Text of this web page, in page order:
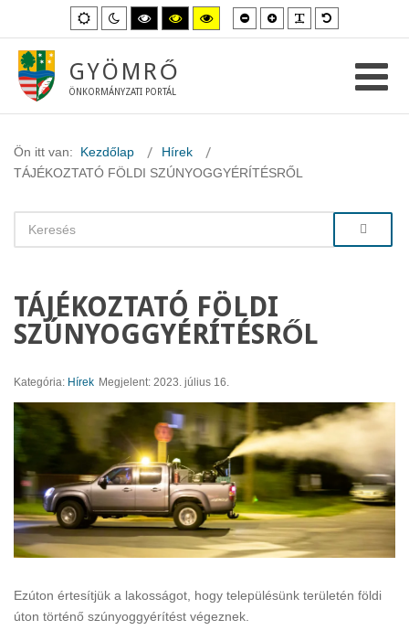
Alapértelmezett
mód
Éjszakai
mód
Magas
kontraszt
fekete-
mód.
Magas
kontraszt
fekete-
Magas
kontraszt
sárga-
Kisebb
betűméret
Nagyobb
betűméret
GYÖMRŐ
ÖNKORMÁNYZATI PORTÁL
Ön itt van: Kezdőlap
Hírek
TÁJÉKOZTATÓ FÖLDI SZÚNYOGGYÉRÍTÉSRŐL
TÁJÉKOZTATÓ FÖLDI
SZÚNYOGGYÉRÍTÉSRŐL
Kategória: Hírek Megjelent: 2023. július 16.
Ezúton értesítjük a lakosságot, hogy településünk területén földi
úton történő szúnyoggyérítést végeznek.